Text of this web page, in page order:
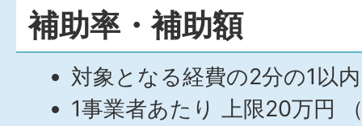
補助率・補助額
対象となる経費の2分の1以内
1事業者あたり 上限20万円